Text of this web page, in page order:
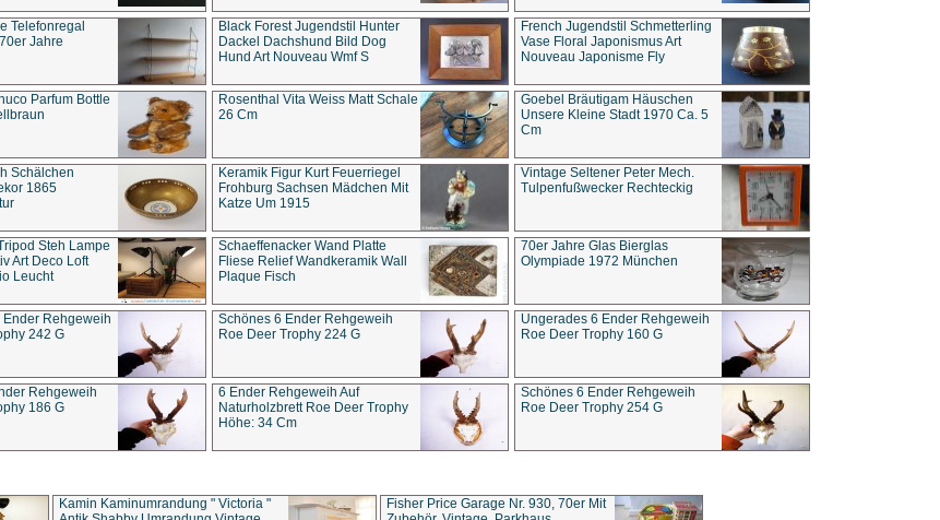
Telefonregal
Jahre
Black Forest Jugendstil Hunter
Dackel Dachshund Bild Dog
Hund Art Nouveau Wmf S
French Jugendstil Schmetterling
Vase Floral Japonismus Art
Nouveau Japonisme Fly
Parfum Bottle
Rosenthal Vita Weiss Matt Schale
26 Cm
Goebel Bräutigam Häuschen
Unsere Kleine Stadt 1970 Ca. 5
Cm
Schälchen
1865
Keramik Figur Kurt Feuerriegel
Frohburg Sachsen Mädchen Mit
Katze Um 1915
Vintage Seltener Peter Mech.
Tulpenfußwecker Rechteckig
Steh Lampe
Art Deco Loft
Leucht
Schaeffenacker Wand Platte
Fliese Relief Wandkeramik Wall
Plaque Fisch
70er Jahre Glas Bierglas
Olympiade 1972 München
Rehgeweih
242 G
Schönes 6 Ender Rehgeweih
Roe Deer Trophy 224 G
Ungerades 6 Ender Rehgeweih
Roe Deer Trophy 160 G
Rehgeweih
186 G
6 Ender Rehgeweih Auf
Naturholzbrett Roe Deer Trophy
Höhe: 34 Cm
Schönes 6 Ender Rehgeweih
Roe Deer Trophy 254 G
Kamin Kaminumrandung " Victoria "
Fisher Price Garage Nr. 930, 70er Mit